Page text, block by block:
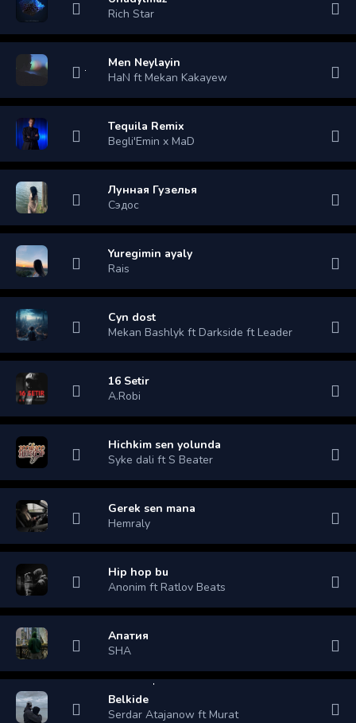
Rich Star
Men Neylayin
HaN ft Mekan Kakayew
Tequila Remix
Begli'Emin x MaD
Лунная Гузелья
Сэдос
Yuregimin ayaly
Rais
Cyn dost
Mekan Bashlyk ft Darkside ft Leader
16 Setir
A.Robi
Hichkim sen yolunda
Syke dali ft S Beater
Gerek sen mana
Hemraly
Hip hop bu
Anonim ft Ratlov Beats
Апатия
SHA
Belkide
Serdar Atajanow ft Murat